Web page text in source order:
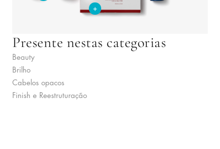
+
Presente nestas categorias
Beauty
Brilho
Cabelos opacos
Finish e Reestruturação